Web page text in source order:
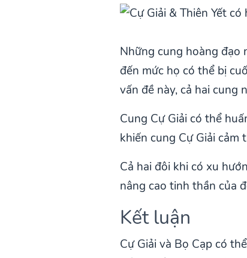
Những cung hoàng đạo
đến mức họ có thể bị
vấn đề này, cả hai cung
Cung Cự Giải có thể
khiến cung Cự Giải cảm
Cả hai đôi khi có xu
nâng cao tinh thần của
Kết luận
Cự Giải và Bọ Cạp có